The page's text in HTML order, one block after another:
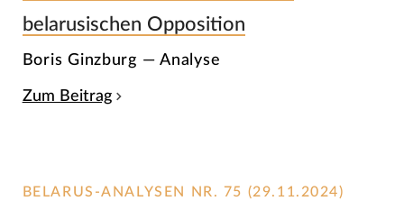
belarusischen Opposition
Boris Ginzburg — Analyse
Zum Beitrag
BELARUS-ANALYSEN NR. 75 (29.11.2024)